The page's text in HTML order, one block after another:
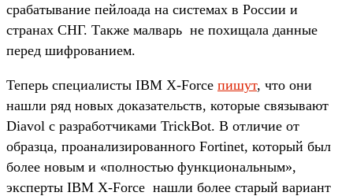
срабатывание пейлоада на системах в России и
странах СНГ. Также малварь не похищала данные
перед шифрованием.
Теперь специалисты IBM X-Force пишут, что они
нашли ряд новых доказательств, которые связывают
Diavol с разработчиками TrickBot. В отличие от
образца, проанализированного Fortinet, который был
более новым и «полностью функциональным»,
эксперты IBM X-Force нашли более старый вариант